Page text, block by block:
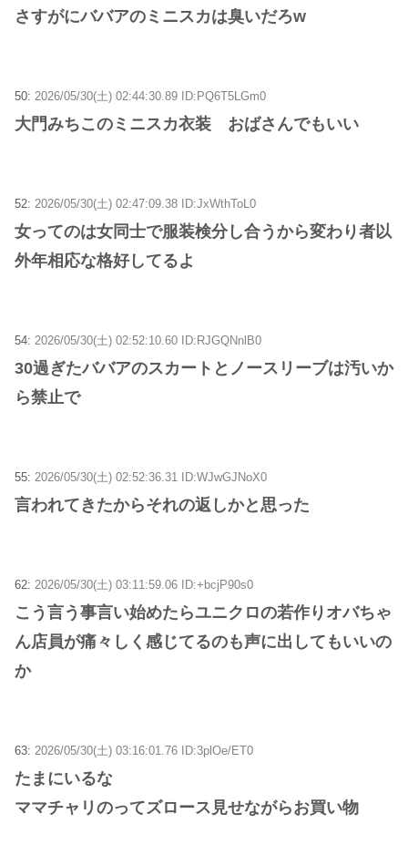
さすがにババアのミニスカは臭いだろw
50: 2026/05/30(土) 02:44:30.89 ID:PQ6T5LGm0
大門みちこのミニスカ衣装 おばさんでもいい
52: 2026/05/30(土) 02:47:09.38 ID:JxWthToL0
女ってのは女同士で服装検分し合うから変わり者以
外年相応な格好してるよ
54: 2026/05/30(土) 02:52:10.60 ID:RJGQNnlB0
30過ぎたババアのスカートとノースリーブは汚いか
ら禁止で
55: 2026/05/30(土) 02:52:36.31 ID:WJwGJNoX0
言われてきたからそれの返しかと思った
62: 2026/05/30(土) 03:11:59.06 ID:+bcjP90s0
こう言う事言い始めたらユニクロの若作りオバちゃ
ん店員が痛々しく感じてるのも声に出してもいいの
か
63: 2026/05/30(土) 03:16:01.76 ID:3plOe/ET0
たまにいるな
ママチャリのってズロース見せながらお買い物